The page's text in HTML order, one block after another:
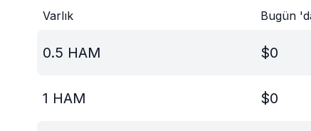
Varlık Bugün
0.5 HAM $0
1 HAM $0